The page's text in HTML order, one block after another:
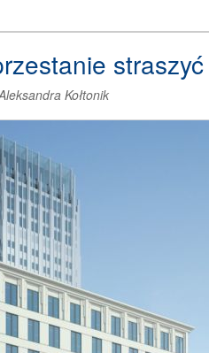
straszyć
Kołtonik